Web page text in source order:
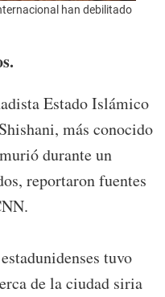
han debilitado
Estado Islámico
más conocido
durante un
reportaron fuentes
tuvo
de la ciudad siria